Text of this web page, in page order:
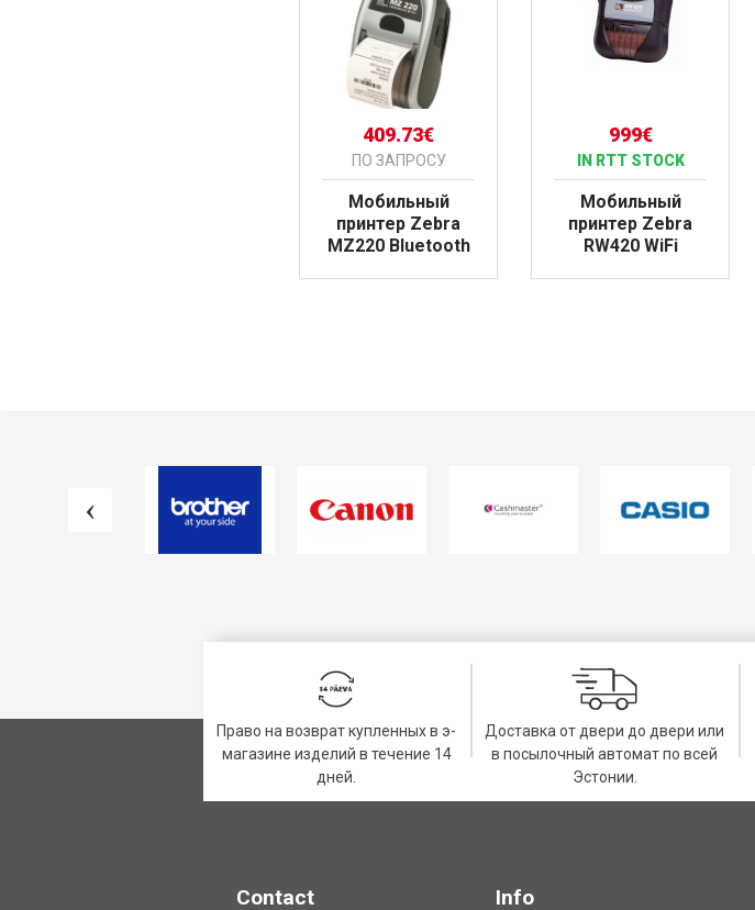
409.73€
ПО ЗАПРОСУ
Мобильный
принтер Zebra
MZ220 Bluetooth
999€
IN RTT STOCK
Мобильный
принтер Zebra
RW420 WiFi
Право на возврат купленных в э-
магазине изделий в течение 14
дней.
Доставка от двери до двери или
в посылочный автомат по всей
Эстонии.
Contact Info